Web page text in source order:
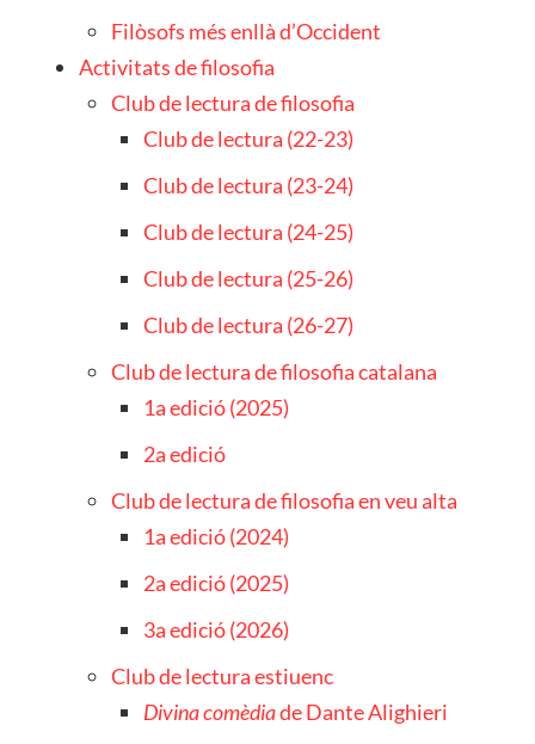
Filòsofs més enllà d’Occident
Activitats de filosofia
Club de lectura de filosofia
Club de lectura (22-23)
Club de lectura (23-24)
Club de lectura (24-25)
Club de lectura (25-26)
Club de lectura (26-27)
Club de lectura de filosofia catalana
1a edició (2025)
2a edició
Club de lectura de filosofia en veu alta
1a edició (2024)
2a edició (2025)
3a edició (2026)
Club de lectura estiuenc
Divina comèdiade Dante Alighieri